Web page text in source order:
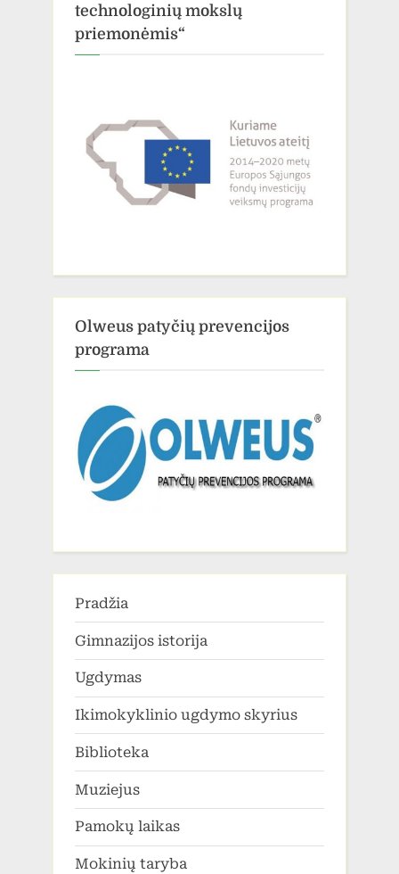
technologinių mokslų
priemonėmis“
Olweus patyčių prevencijos
programa
Pradžia
Gimnazijos istorija
Ugdymas
Ikimokyklinio ugdymo skyrius
Biblioteka
Muziejus
Pamokų laikas
Mokinių taryba